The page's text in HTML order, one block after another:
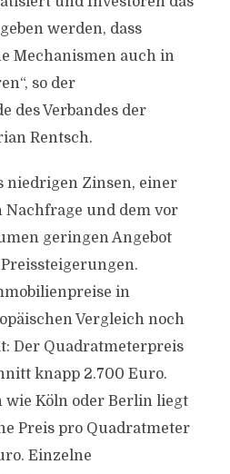
werden, dass
Mechanismen auch in
so der
des Verbandes der
Rentsch.
niedrigen Zinsen, einer
Nachfrage und dem vor
geringen Angebot
in
Vergleich noch
Der Quadratmeterpreis
knapp 2.700 Euro.
wie Köln oder Berlin liegt
Preis pro Quadratmeter
Einzelne